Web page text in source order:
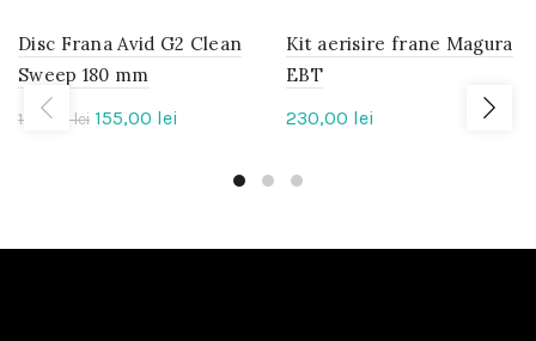
-14%
IN
STOC
Disc Frana Avid G2 Clean
Sweep 180 mm
180,00lei Prețul
155,00 lei
IN
STOC
Kit aerisire frane Magura
EBT
230,00 lei